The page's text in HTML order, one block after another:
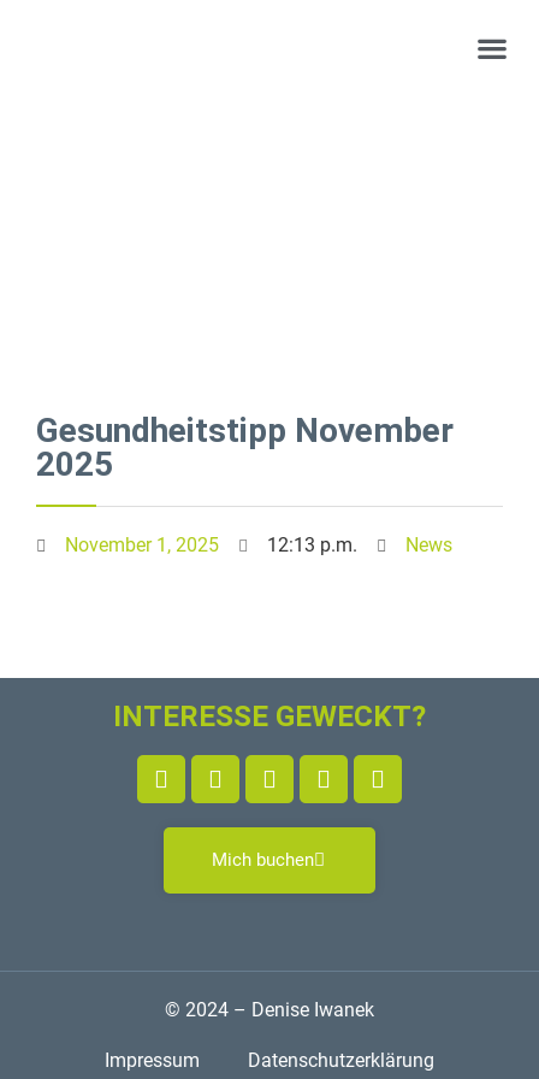
Gesundheitstipp November
2025
November 1, 2025 12:13 p.m. News
INTERESSE GEWECKT?
Mich buchen
© 2024 – Denise Iwanek
Impressum Datenschutzerklärung